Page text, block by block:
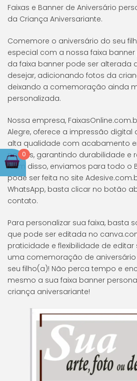
Faixas e Banner de Aniversário
da Criança Aniversariante.
Comemore o aniversário do seu
especial com a nossa faixa
da faixa banner pode ser alterada
desejar, adicionando fotos da
deixando a comemoração ainda
personalizada.
Nossa empresa,
Alegre, oferece a impressão digital
alta qualidade com acabamento
pontas, garantindo durabilidade e
Além disso, enviamos para todo o
pode ser feita no site
WhatsApp, basta clicar no botão
contato.
Para personalizar sua faixa, basta
que pode ser editada no
praticidade e flexibilidade de editar
uma comemoração de
seu filho(a)! Não perca tempo e
mesmo a sua faixa banner
criança aniversariante!
0